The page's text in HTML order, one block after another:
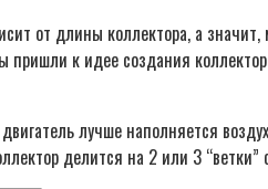
от длины коллектора, а
пришли к идее создания
лучше наполняется
делится на 2 или 3